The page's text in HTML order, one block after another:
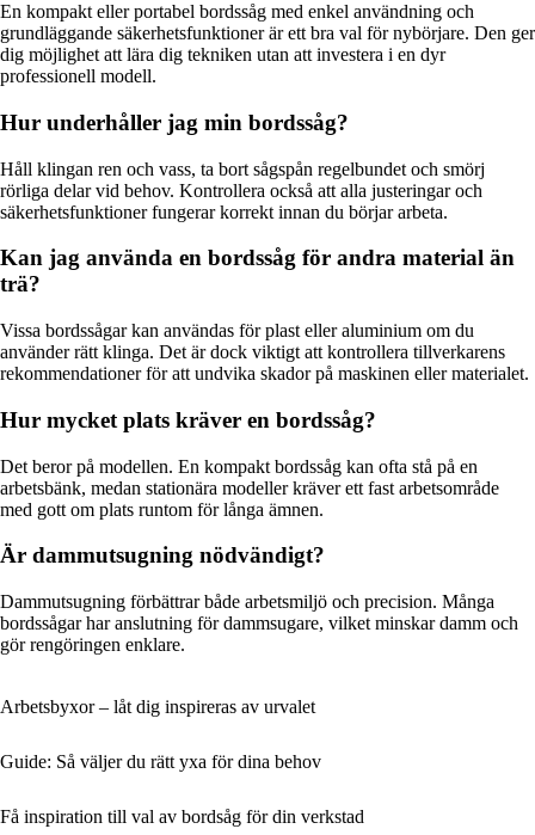
En kompakt eller portabel bordssåg med enkel användning och
grundläggande säkerhetsfunktioner är ett bra val för nybörjare. Den ger
dig möjlighet att lära dig tekniken utan att investera i en dyr
professionell modell.
Hur underhåller jag min bordssåg?
Håll klingan ren och vass, ta bort sågspån regelbundet och smörj
rörliga delar vid behov. Kontrollera också att alla justeringar och
säkerhetsfunktioner fungerar korrekt innan du börjar arbeta.
Kan jag använda en bordssåg för andra material än
trä?
Vissa bordssågar kan användas för plast eller aluminium om du
använder rätt klinga. Det är dock viktigt att kontrollera tillverkarens
rekommendationer för att undvika skador på maskinen eller materialet.
Hur mycket plats kräver en bordssåg?
Det beror på modellen. En kompakt bordssåg kan ofta stå på en
arbetsbänk, medan stationära modeller kräver ett fast arbetsområde
med gott om plats runtom för långa ämnen.
Är dammutsugning nödvändigt?
Dammutsugning förbättrar både arbetsmiljö och precision. Många
bordssågar har anslutning för dammsugare, vilket minskar damm och
gör rengöringen enklare.
Arbetsbyxor – låt dig inspireras av urvalet
Guide: Så väljer du rätt yxa för dina behov
Få inspiration till val av bordsåg för din verkstad